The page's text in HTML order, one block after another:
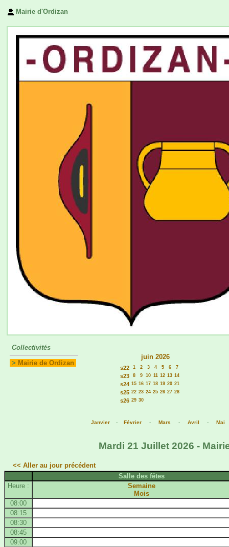
Mairie d'Ordizan
Collectivités
> Mairie de Ordizan
juin 2026
s22 1 2 3 4 5 6 7
s23 8 9 10 11 12 13 14
s24 15 16 17 18 19 20 21
s25 22 23 24 25 26 27 28
s26 29 30
Janvier - Février - Mars - Avril - Mai
Mardi 21 Juillet 2026 -
<< Aller au jour précédent
Salle des fêtes
Heure :
Semaine
Mois
08:00
08:15
08:30
08:45
09:00